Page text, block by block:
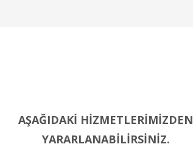
AŞAĞIDAKİ HİZMETLERİMİZDEN
YARARLANABİLİRSİNİZ.